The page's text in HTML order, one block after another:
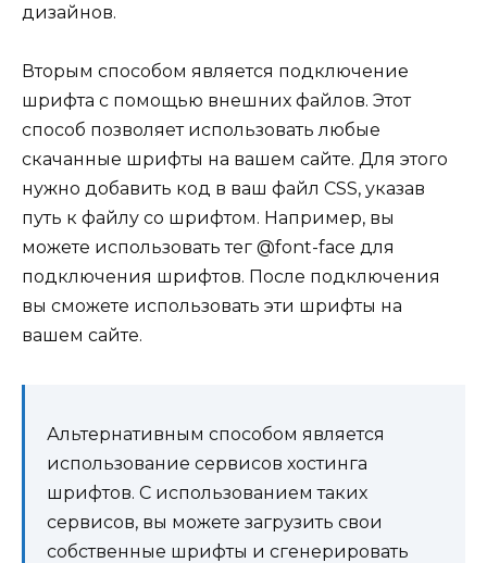
дизайнов.
Вторым способом является подключение
шрифта с помощью внешних файлов. Этот
способ позволяет использовать любые
скачанные шрифты на вашем сайте. Для этого
нужно добавить код в ваш файл CSS, указав
путь к файлу со шрифтом. Например, вы
можете использовать тег @font-face для
подключения шрифтов. После подключения
вы сможете использовать эти шрифты на
вашем сайте.
Альтернативным способом является
использование сервисов хостинга
шрифтов. С использованием таких
сервисов, вы можете загрузить свои
собственные шрифты и сгенерировать